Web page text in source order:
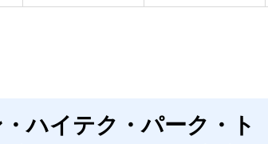
ハイテク・パーク・ト